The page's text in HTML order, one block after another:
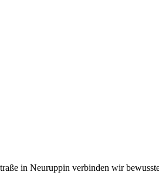
in Neuruppin verbinden wir